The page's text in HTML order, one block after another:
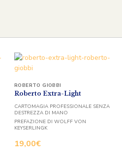
Roberto Extra-Light
19,00€
ROBERTO GIOBBI
CARTOMAGIA PROFESSIONALE SENZA
DESTREZZA DI MANO
PREFAZIONE DI WOLFF VON
KEYSERLINGK